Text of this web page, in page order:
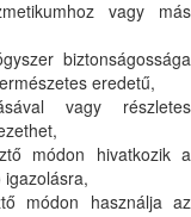
vagy más
biztonságossága
eredetű,
vagy részletes
módon hivatkozik a
módon használja az